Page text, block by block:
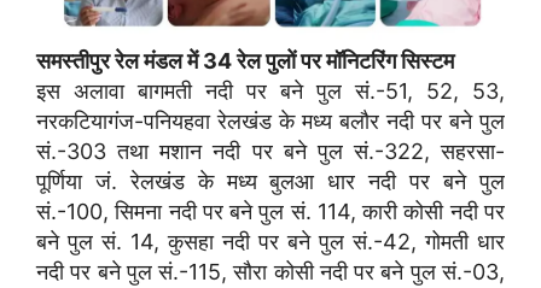
समस्तीपुर रेल मंडल में 34 रेल पुलों पर मॉनिटरिंग सिस्टम
इस अलावा बागमती नदी पर बने पुल सं.-51, 52, 53,
नरकटियागंज-पनियहवा रेलखंड के मध्य बलौर नदी पर बने पुल
सं.-303 तथा मशान नदी पर बने पुल सं.-322, सहरसा-
पूर्णिया जं. रेलखंड के मध्य बुलआ धार नदी पर बने पुल
सं.-100, सिमना नदी पर बने पुल सं. 114, कारी कोसी नदी पर
बने पुल सं. 14, कुसहा नदी पर बने पुल सं.-42, गोमती धार
नदी पर बने पुल सं.-115, सौरा कोसी नदी पर बने पुल सं.-03,